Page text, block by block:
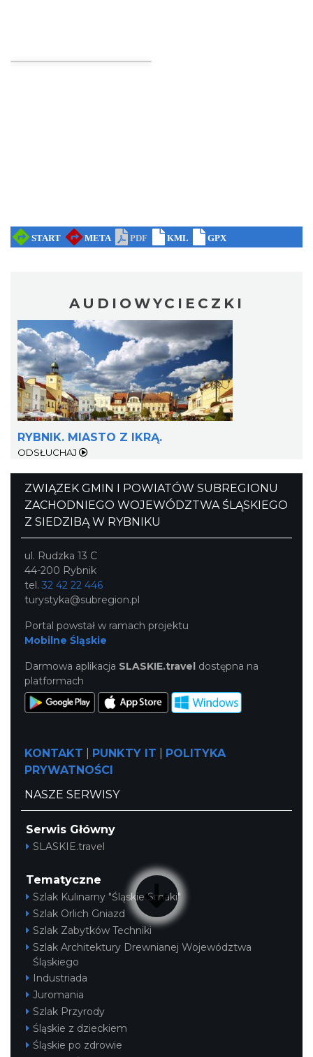
29.75 km
AUDIOWYCIECZKI
RYBNIK. MIASTO Z IKRĄ.
ODSŁUCHAJ
ZWIĄZEK GMIN I POWIATÓW SUBREGIONU
ZACHODNIEGO WOJEWÓDZTWA ŚLĄSKIEGO
Z SIEDZIBĄ W RYBNIKU
ul. Rudzka 13 C
44-200 Rybnik
tel. 32 42 22 446
turystyka@subregion.pl
Portal powstał w ramach projektu
Mobilne Śląskie
Darmowa aplikacja SLASKIE.travel dostępna na
platformach
KONTAKT PUNKTY IT
POLITYKA
PRYWATNOŚCI
NASZE SERWISY
Serwis Główny
SLASKIE.travel
Tematyczne
Szlak Kulinarny "Śląskie Smaki"
Szlak Orlich Gniazd
Szlak Zabytków Techniki
Szlak Architektury Drewnianej Województwa
Śląskiego
Industriada
Juromania
Szlak Przyrody
Śląskie z dzieckiem
Śląskie po zdrowie